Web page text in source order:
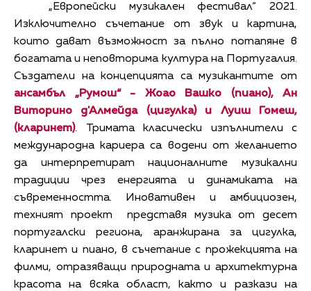
„Европейски музикален фестивал“ 2021.
Изключително съчетание от звук и картина,
които дават възможност за пълно потапяне в
богатата и неповторима култура на Португалия.
Създатели на концепцията са музикантите от
ансамбъл „Румош“ - Жоао Вашко (пиано), Ан
Виторино д'Алмейда (цигулка) и Луиш Гомеш,
(кларинет). Тримата класически изпълнители с
международна кариера са водени от желанието
да интерпретират националните музикални
традиции чрез енергията и динамиката на
съвременността. Иновативен и амбициозен,
техният проект представя музика от десет
португалски региона, аранжирана за цигулка,
кларинет и пиано, в съчетание с прожекцията на
филми, отразяващи природната и архитектурна
красота на всяка област, както и разкази на